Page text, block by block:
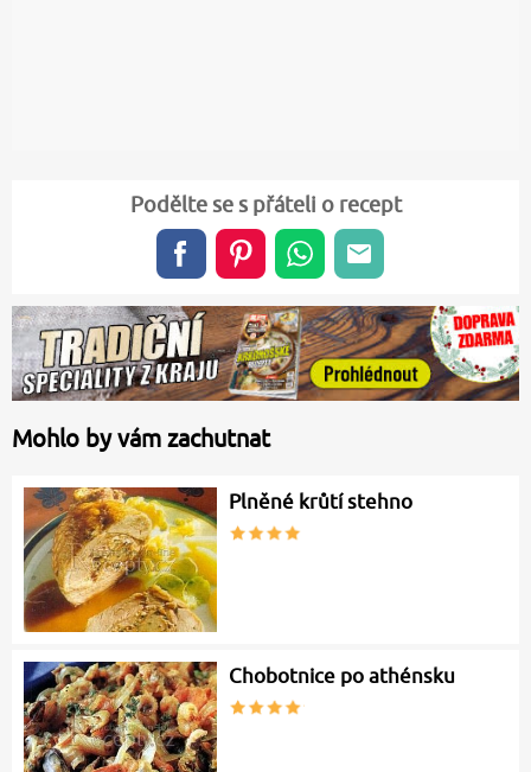
Podělte se s přáteli o recept
Mohlo by vám zachutnat
Plněné krůtí stehno
Chobotnice po athénsku